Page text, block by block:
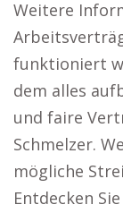
Weitere
funktioniert
dem alles
und faire
Schmelzer.
mögliche
Entdecken